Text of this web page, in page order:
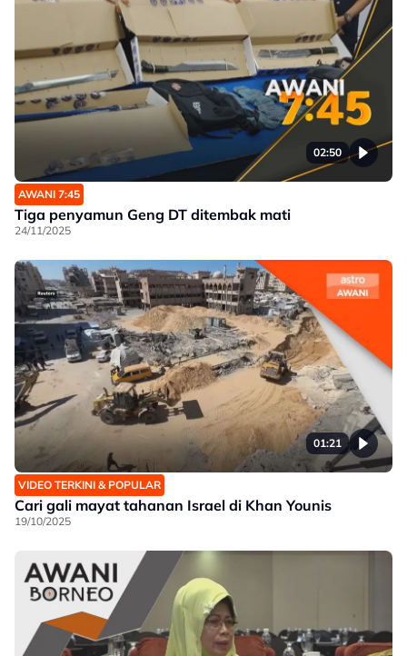
02:50
AWANI 7:45
Tiga penyamun Geng DT ditembak mati
24/11/2025
01:21
VIDEO TERKINI & POPULAR
Cari gali mayat tahanan Israel di Khan Younis
19/10/2025